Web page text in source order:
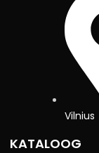
Vilnius
KATALOOG